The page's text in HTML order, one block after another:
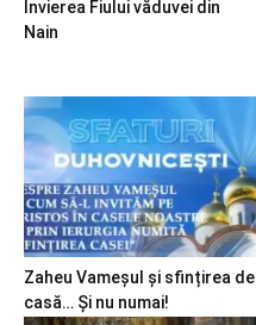
Învierea Fiului văduvei din
Nain
Zaheu Vameșul și sfințirea de
casă… Și nu numai!